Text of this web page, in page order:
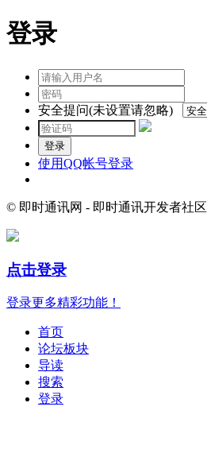
登录
安全提问(未设置请忽略)
登录
使用QQ帐号登录
© 即时通讯网 - 即时通讯开发者社区
点击登录
登录更多精彩功能！
首页
论坛板块
导读
搜索
登录